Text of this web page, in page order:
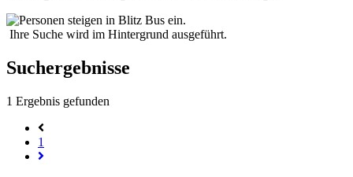
Ihre Suche wird im Hintergrund ausgeführt.
Suchergebnisse
1 Ergebnis gefunden
1